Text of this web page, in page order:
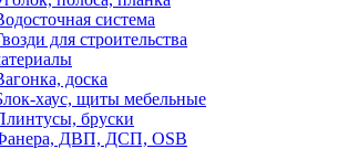
система
для строительства
доска
хаус, щиты мебельные
бруски
ДВП, ДСП, OSB